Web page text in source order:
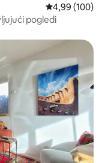
prosječna
4,99 (100)
pogledi